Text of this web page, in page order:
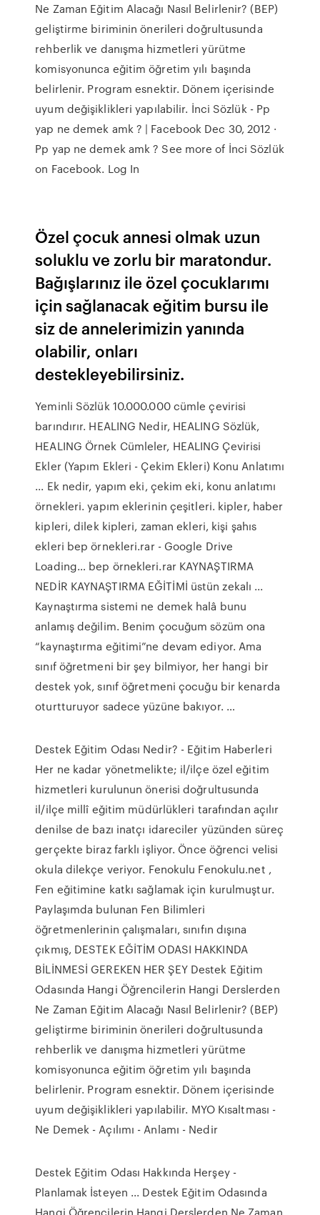
Ne Zaman Eğitim Alacağı Nasıl Belirlenir? (BEP)
geliştirme biriminin önerileri doğrultusunda
rehberlik ve danışma hizmetleri yürütme
komisyonunca eğitim öğretim yılı başında
belirlenir. Program esnektir. Dönem içerisinde
uyum değişiklikleri yapılabilir. İnci Sözlük - Pp
yap ne demek amk ? | Facebook Dec 30, 2012 ·
Pp yap ne demek amk ? See more of İnci Sözlük
on Facebook. Log In
Özel çocuk annesi olmak uzun
soluklu ve zorlu bir maratondur.
Bağışlarınız ile özel çocuklarımı
için sağlanacak eğitim bursu ile
siz de annelerimizin yanında
olabilir, onları
destekleyebilirsiniz.
Yeminli Sözlük 10.000.000 cümle çevirisi
barındırır. HEALING Nedir, HEALING Sözlük,
HEALING Örnek Cümleler, HEALING Çevirisi
Ekler (Yapım Ekleri - Çekim Ekleri) Konu Anlatımı
... Ek nedir, yapım eki, çekim eki, konu anlatımı
örnekleri. yapım eklerinin çeşitleri. kipler, haber
kipleri, dilek kipleri, zaman ekleri, kişi şahıs
ekleri bep örnekleri.rar - Google Drive
Loading… bep örnekleri.rar KAYNAŞTIRMA
NEDİR KAYNAŞTIRMA EĞİTİMİ üstün zekalı ...
Kaynaştırma sistemi ne demek halâ bunu
anlamış değilim. Benim çocuğum sözüm ona
“kaynaştırma eğitimi”ne devam ediyor. Ama
sınıf öğretmeni bir şey bilmiyor, her hangi bir
destek yok, sınıf öğretmeni çocuğu bir kenarda
oturtturuyor sadece yüzüne bakıyor. …
Destek Eğitim Odası Nedir? - Eğitim Haberleri
Her ne kadar yönetmelikte; il/ilçe özel eğitim
hizmetleri kurulunun önerisi doğrultusunda
il/ilçe millî eğitim müdürlükleri tarafından açılır
denilse de bazı inatçı idareciler yüzünden süreç
gerçekte biraz farklı işliyor. Önce öğrenci velisi
okula dilekçe veriyor. Fenokulu Fenokulu.net ,
Fen eğitimine katkı sağlamak için kurulmuştur.
Paylaşımda bulunan Fen Bilimleri
öğretmenlerinin çalışmaları, sınıfın dışına
çıkmış, DESTEK EĞİTİM ODASI HAKKINDA
BİLİNMESİ GEREKEN HER ŞEY Destek Eğitim
Odasında Hangi Öğrencilerin Hangi Derslerden
Ne Zaman Eğitim Alacağı Nasıl Belirlenir? (BEP)
geliştirme biriminin önerileri doğrultusunda
rehberlik ve danışma hizmetleri yürütme
komisyonunca eğitim öğretim yılı başında
belirlenir. Program esnektir. Dönem içerisinde
uyum değişiklikleri yapılabilir. MYO Kısaltması -
Ne Demek - Açılımı - Anlamı - Nedir
Destek Eğitim Odası Hakkında Herşey -
Planlamak İsteyen ... Destek Eğitim Odasında
Hangi Öğrencilerin Hangi Derslerden Ne Zaman